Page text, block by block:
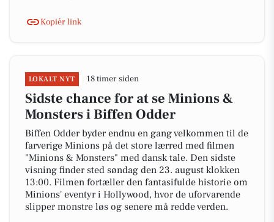
Kopiér link
LOKALT NYT 18 timer siden
Sidste chance for at se Minions &
Monsters i Biffen Odder
Biffen Odder byder endnu en gang velkommen til de
farverige Minions på det store lærred med filmen
"Minions & Monsters" med dansk tale. Den sidste
visning finder sted søndag den 23. august klokken
13:00. Filmen fortæller den fantasifulde historie om
Minions' eventyr i Hollywood, hvor de uforvarende
slipper monstre løs og senere må redde verden.